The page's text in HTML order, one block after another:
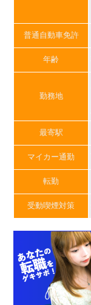
普通自動車免許
年齢
勤務地
最寄駅
マイカー通勤
転勤
受動喫煙対策